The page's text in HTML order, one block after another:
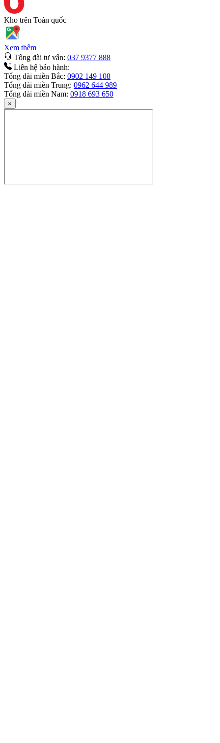
Kho trên Toàn quốc
Xem thêm
Tổng đài tư vấn: 037 9377 888
Liên hệ bảo hành:
Tổng đài miền Bắc: 0902 149 108
Tổng đài miền Trung: 0962 644 989
Tổng đài miền Nam: 0918 693 650
×